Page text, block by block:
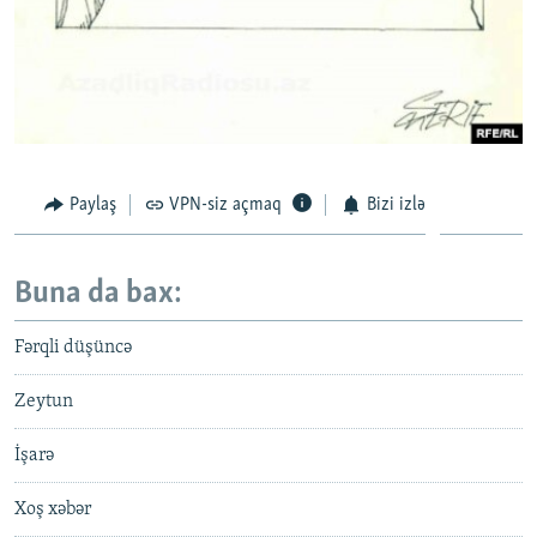
Paylaş VPN-siz açmaq Bizi izlə
Buna da bax:
Fərqli düşüncə
Zeytun
İşarə
Xoş xəbər